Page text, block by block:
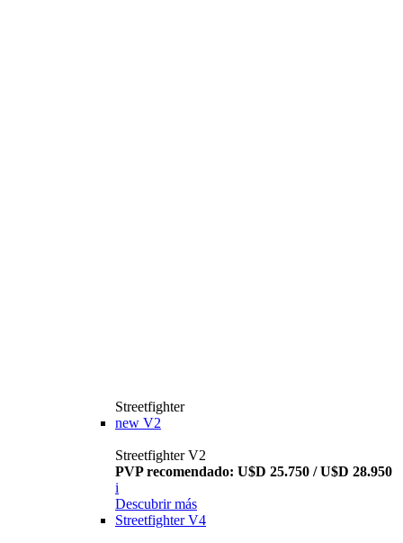
Streetfighter
new V2
Streetfighter V2
PVP recomendado: U$D 25.750 / U$D 28.950
i
Descubrir más
Streetfighter V4